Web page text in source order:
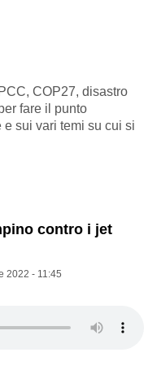
COP27, disastro
fare il punto
sui vari temi su cui si
contro i jet
2022 - 11:45